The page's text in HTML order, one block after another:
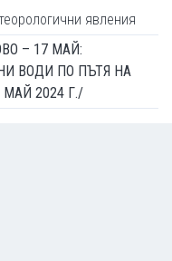
явления
– 17 МАЙ:
ВОДИ ПО ПЪТЯ НА
2024 Г./